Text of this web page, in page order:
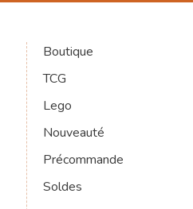
Boutique
TCG
Lego
Nouveauté
Précommande
Soldes